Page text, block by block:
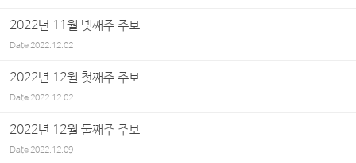
2022년 11월 넷째주 주보
Date2022.12.02
2022년 12월 첫째주 주보
Date2022.12.02
2022년 12월 둘째주 주보
Date2022.12.09